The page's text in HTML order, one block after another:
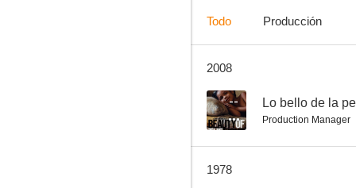
Todo Producción
2008
-- Lo bello de la
Production Manager
1978